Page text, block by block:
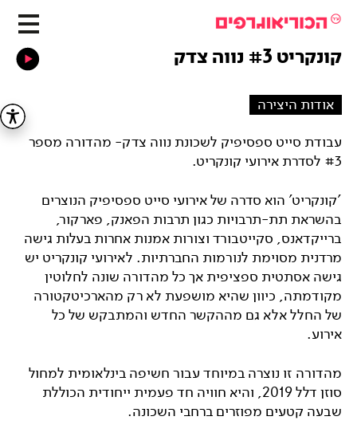
קונקריט #3 נווה צדק
אודות היצירה
עבודת סייט ספסיפיק לשכונת נווה צדק- מהדורה מספר
#3 לסדרת אירועי קונקריט.
'קונקריט' הוא סדרה של אירועי סייט ספסיפיק הנוצרים
בהשראת תת-תרבויות כגון תרבות הפאנק, פארקור,
ברייקדאנס, סקייטבורד וצורות אמנות אחרות בעלות גישה
מרדנית מסוימת לנורמות החברתיות. לאירועי קונקריט יש
גישה אסתטית ספציפית אך כל מהדורה שונה לחלוטין
מקודמתה, כיוון שהיא מושפעת לא רק מהארכיטקטורה
של החלל אלא גם מההקשר החדש והמתבקש של כל
אירוע.
מהדורה זו נוצרה במיוחד עבור חשיפה בינלאומית למחול
סוזן דלל 2019, והיא חוויה חד פעמית ייחודית הכוללת
שבעה קטעים מפוזרים ברחבי השכונה.